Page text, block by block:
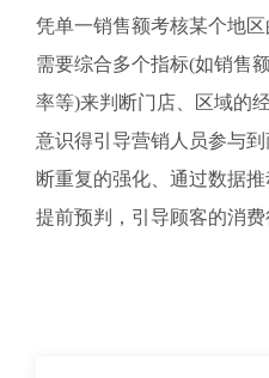
凭单一销售额考核某个地
需要综合多个指标(如销售
率等)来判断门店、区域的
意识得引导营销人员参与
断重复的强化、通过数据
提前预判，引导顾客的消费